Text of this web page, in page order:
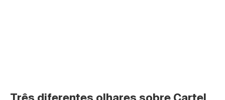
Três diferentes olhares sobre Cartel